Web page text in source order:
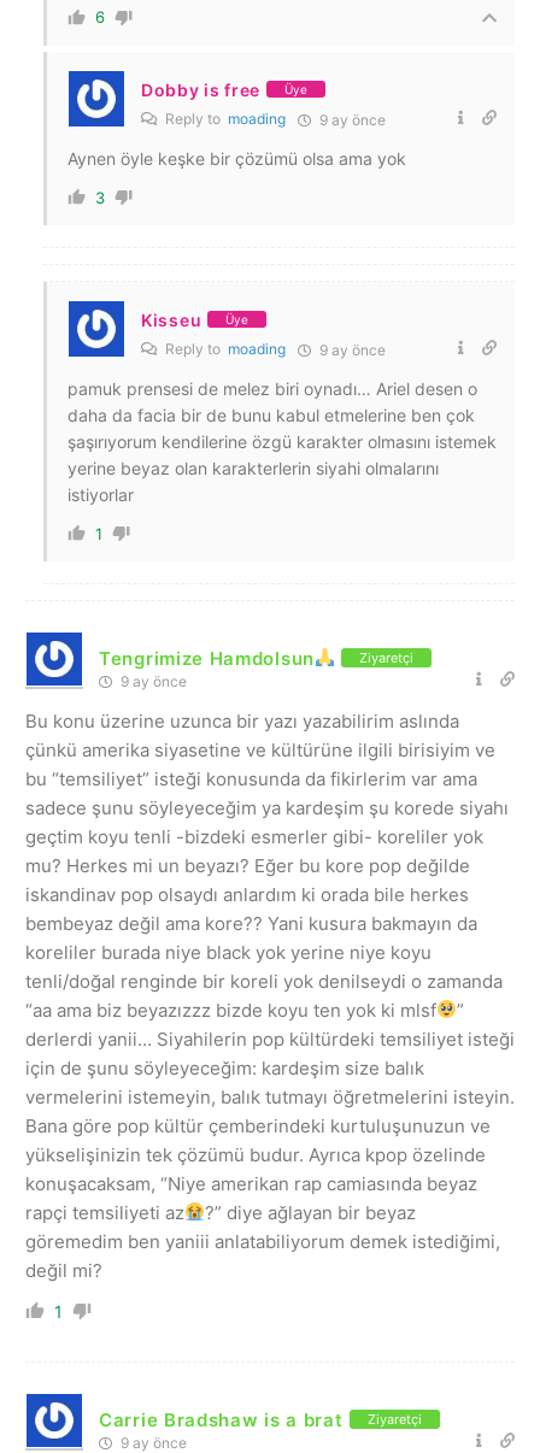
6
Dobby is free Üye
Reply to moading 9 ay önce
Aynen öyle keşke bir çözümü olsa ama yok
3
Kisseu Üye
Reply to moading 9 ay önce
pamuk prensesi de melez biri oynadı… Ariel desen o
daha da facia bir de bunu kabul etmelerine ben çok
şaşırıyorum kendilerine özgü karakter olmasını istemek
yerine beyaz olan karakterlerin siyahi olmalarını
istiyorlar
1
Tengrimize Hamdolsun Ziyaretçi
9 ay önce
Bu konu üzerine uzunca bir yazı yazabilirim aslında
çünkü amerika siyasetine ve kültürüne ilgili birisiyim ve
bu “temsiliyet” isteği konusunda da fikirlerim var ama
sadece şunu söyleyeceğim ya kardeşim şu korede siyahı
geçtim koyu tenli -bizdeki esmerler gibi- koreliler yok
mu? Herkes mi un beyazı? Eğer bu kore pop değilde
iskandinav pop olsaydı anlardım ki orada bile herkes
bembeyaz değil ama kore?? Yani kusura bakmayın da
koreliler burada niye black yok yerine niye koyu
tenli/doğal renginde bir koreli yok denilseydi o zamanda
“aa ama biz beyazızzz bizde koyu ten yok ki mlsf
”
derlerdi yanii… Siyahilerin pop kültürdeki temsiliyet isteği
için de şunu söyleyeceğim: kardeşim size balık
vermelerini istemeyin, balık tutmayı öğretmelerini isteyin.
Bana göre pop kültür çemberindeki kurtuluşunuzun ve
yükselişinizin tek çözümü budur. Ayrıca kpop özelinde
konuşacaksam, “Niye amerikan rap camiasında beyaz
rapçi temsiliyeti az
?” diye ağlayan bir beyaz
göremedim ben yaniii anlatabiliyorum demek istediğimi,
değil mi?
1
Carrie Bradshaw is a brat Ziyaretçi
9 ay önce